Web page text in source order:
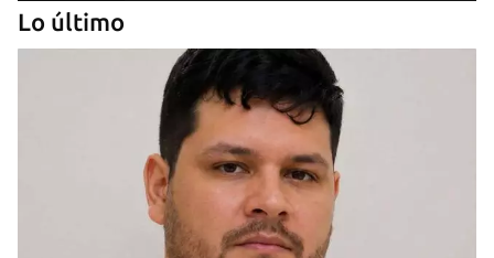
EE UU duplica sus ventas de combustible al
Lo último